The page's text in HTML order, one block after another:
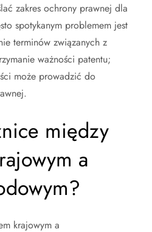
zakres ochrony prawnej dla
spotykanym problemem jest
terminów związanych z
ważności patentu;
może prowadzić do
między
a
krajowym a